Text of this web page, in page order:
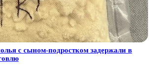
с сыном-подростком задержали в